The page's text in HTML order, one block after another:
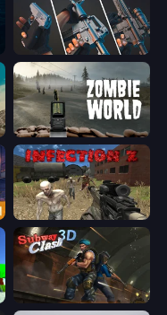
The Range 3D
Zombie World
Infection Z
Subway Clash Remastered